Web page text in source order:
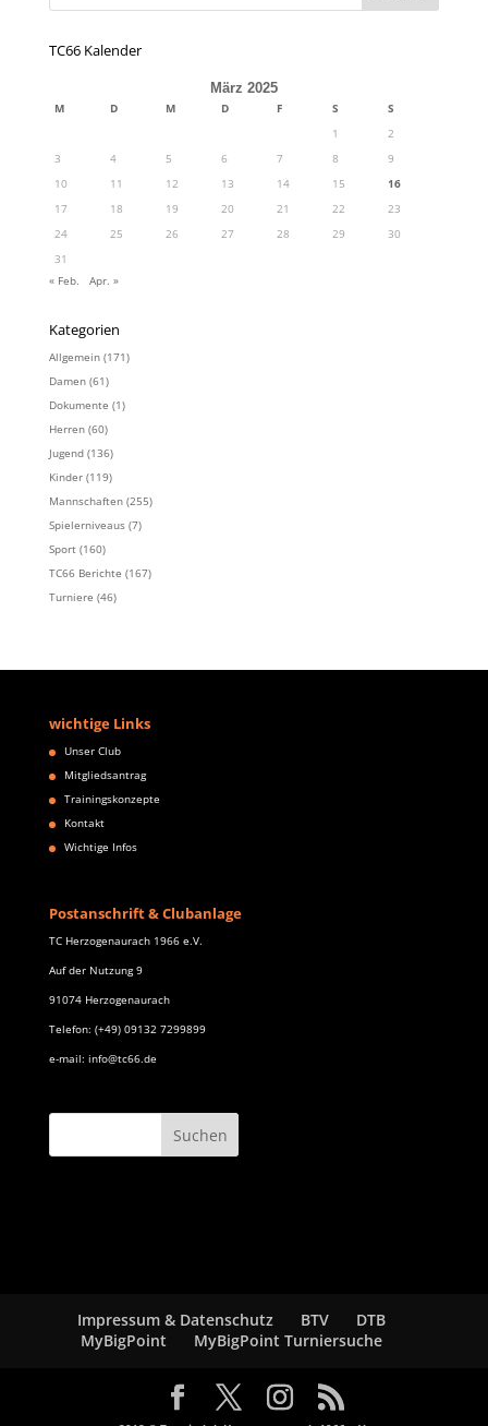
TC66 Kalender
März 2025
M D M D F S
S
1
2
3
4 5 6 7 8
9
10
11 12 13 14 15
16
17
18 19 20 21 22
23
24
25 26 27 28 29
30
31
« Feb.
Apr. »
Kategorien
Allgemein(171)
Damen(61)
Dokumente (1)
Herren(60)
Jugend(136)
Kinder(119)
Mannschaften(255)
Spielerniveaus(7)
Sport(160)
TC66 Berichte (167)
Turniere (46)
wichtige Links
Unser Club
Mitgliedsantrag
Trainingskonzepte
Kontakt
Wichtige Infos
Postanschrift & Clubanlage
TC Herzogenaurach 1966 e.V.
Auf der Nutzung 9
91074 Herzogenaurach
Telefon: (+49) 09132 7299899
e-mail: info@tc66.de
Impressum & Datenschutz BTV
DTB
MyBigPoint
MyBigPoint Turniersuche